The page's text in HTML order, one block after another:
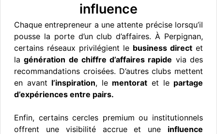
influence
Chaque entrepreneur a une attente précise lorsqu’il
pousse la porte d’un club d’affaires. À Perpignan,
certains réseaux privilégient le business direct et
lagénération de chiffre d’affaires rapide via des
recommandations croisées. D’autres clubs mettent
en avant l’inspiration, le mentorat et le partage
d’expériences entre pairs.
Enfin, certains cercles premium ou institutionnels
offrent une visibilité accrue et une influence